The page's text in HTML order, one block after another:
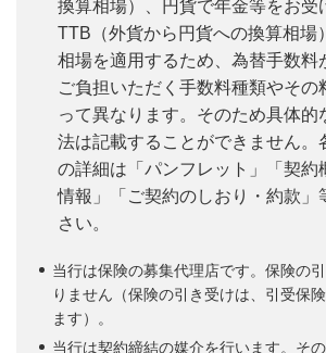
換算相場）、円貨で年金等をお受
TTB（外貨から円貨への換算相場
相場を適用するため、為替手数料
ご負担いただく手数料種類やその
って異なります。そのため具体的
法は記載することができません。
の詳細は「パンフレット」「契約
情報」「ご契約のしおり・約款」
さい。
当行は保険の募集代理店です。保険の
りません（保険の引き受けは、引受保
ます）。
当行は契約締結の媒介を行います。そ